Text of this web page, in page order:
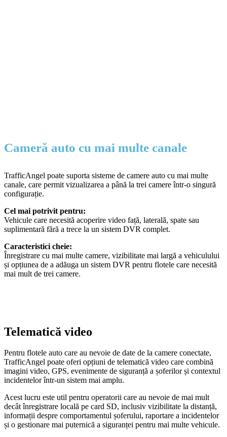
Cameră auto cu mai multe canale
TrafficAngel poate suporta sisteme de camere auto cu mai multe
canale, care permit vizualizarea a până la trei camere într-o singură
configurație.
Cel mai potrivit pentru:
Vehicule care necesită acoperire video față, laterală, spate sau
suplimentară fără a trece la un sistem DVR complet.
Caracteristici cheie:
Înregistrare cu mai multe camere, vizibilitate mai largă a vehiculului
și opțiunea de a adăuga un sistem DVR pentru flotele care necesită
mai mult de trei camere.
Telematică video
Pentru flotele auto care au nevoie de date de la camere conectate,
TrafficAngel poate oferi opțiuni de telematică video care combină
imagini video, GPS, evenimente de siguranță a șoferilor și contextul
incidentelor într-un sistem mai amplu.
Acest lucru este util pentru operatorii care au nevoie de mai mult
decât înregistrare locală pe card SD, inclusiv vizibilitate la distanță,
informații despre comportamentul șoferului, raportare a incidentelor
și o gestionare mai puternică a siguranței pentru mai multe vehicule.